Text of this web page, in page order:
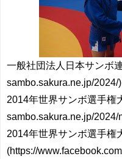
一般社団法人日本サンボ
sambo.sakura.ne.jp/2024/)
2014年世界サンボ選手権
sambo.sakura.ne.jp/
2014年世界サンボ選手権
(https://